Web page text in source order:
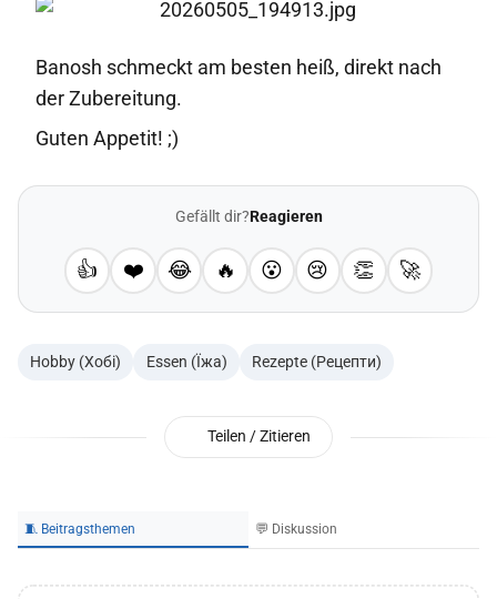
Banosh schmeckt am besten heiß, direkt nach
der Zubereitung.
Guten Appetit! ;)
Gefällt dir?Reagieren
👍 ❤️ 😂 🔥 😮 😢 👏 🚀
Hobby (Хобі) Essen (Їжа) Rezepte (Рецепти)
Teilen / Zitieren
🧵 Beitragsthemen 💬 Diskussion